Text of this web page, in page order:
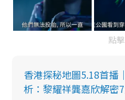
點
香港探秘地圖5.18首播
析：黎耀祥龔嘉欣解密